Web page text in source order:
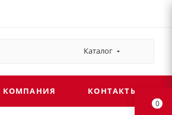
Каталог
КОМПАНИЯ КОНТАКТЫ
0